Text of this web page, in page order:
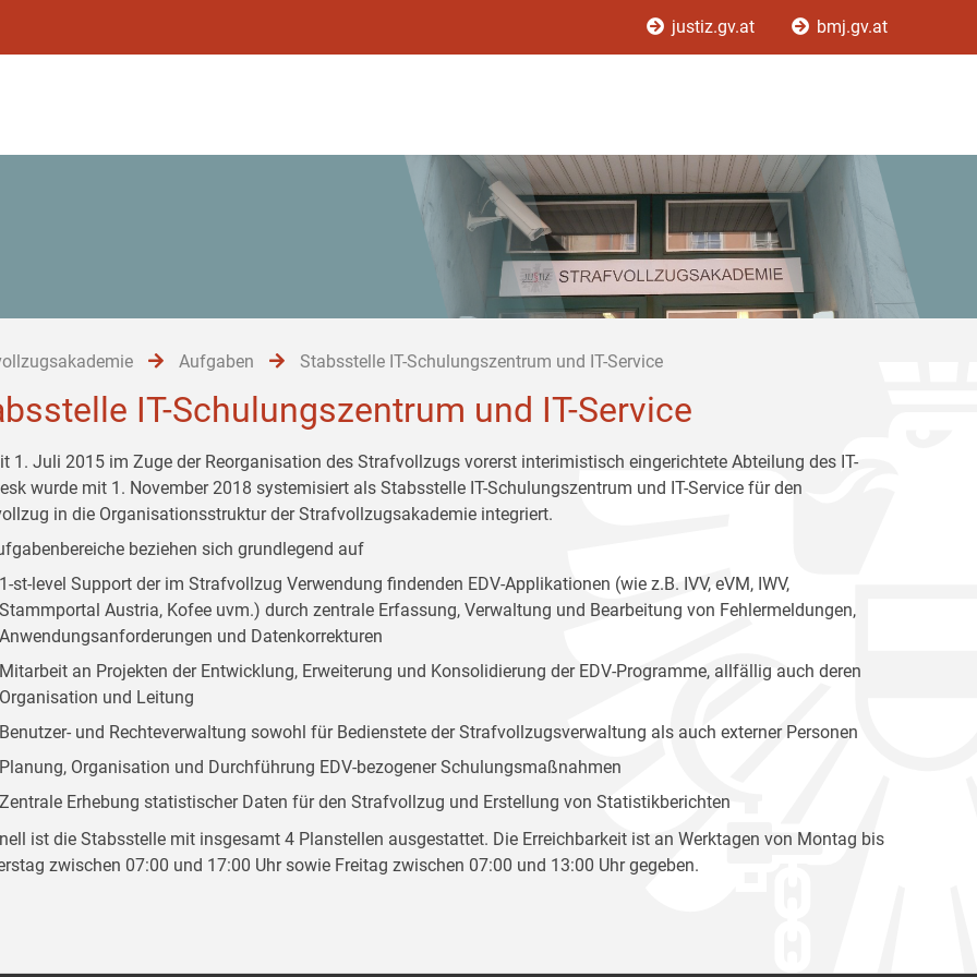
justiz.gv.at bmj.gv.at
Aufgaben Stabsstelle IT-Schulungszentrum und IT-Service
IT-Schulungszentrum und IT-Service
1. Juli 2015 im Zuge der Reorganisation des Strafvollzugs vorerst interimistisch eingerichtete Abteilung des IT-
wurde mit 1. November 2018 systemisiert als Stabsstelle IT-Schulungszentrum und IT-Service für den
in die Organisationsstruktur der Strafvollzugsakademie integriert.
beziehen sich grundlegend auf
1-st-level Support der im Strafvollzug Verwendung findenden EDV-Applikationen (wie z.B. IVV, eVM, IWV,
Stammportal Austria, Kofee uvm.) durch zentrale Erfassung, Verwaltung und Bearbeitung von Fehlermeldungen,
Anwendungsanforderungen und Datenkorrekturen
Mitarbeit an Projekten der Entwicklung, Erweiterung und Konsolidierung der EDV-Programme, allfällig auch deren
Organisation und Leitung
Benutzer- und Rechteverwaltung sowohl für Bedienstete der Strafvollzugsverwaltung als auch externer Personen
Planung, Organisation und Durchführung EDV-bezogener Schulungsmaßnahmen
Zentrale Erhebung statistischer Daten für den Strafvollzug und Erstellung von Statistikberichten
ist die Stabsstelle mit insgesamt 4 Planstellen ausgestattet. Die Erreichbarkeit ist an Werktagen von Montag bis
zwischen 07:00 und 17:00 Uhr sowie Freitag zwischen 07:00 und 13:00 Uhr gegeben.